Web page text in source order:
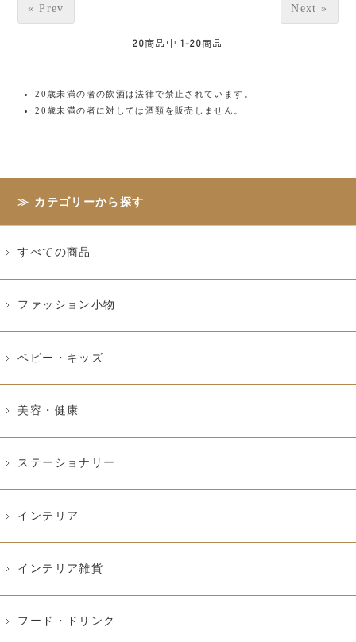
« Prev Next »
20商品中 1-20商品
20歳未満の者の飲酒は法律で禁止されています。
20歳未満の者に対しては酒類を販売しません。
カテゴリーから探す
すべての商品
ファッション小物
ベビー・キッズ
美容・健康
ステーショナリー
インテリア
インテリア雑貨
フード・ドリンク